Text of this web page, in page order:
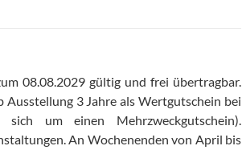
08.08.2029 gültig und frei übertragbar.
3 Jahre als Wertgutschein bei
um einen Mehrzweckgutschein).
.An Wochenenden von April bis